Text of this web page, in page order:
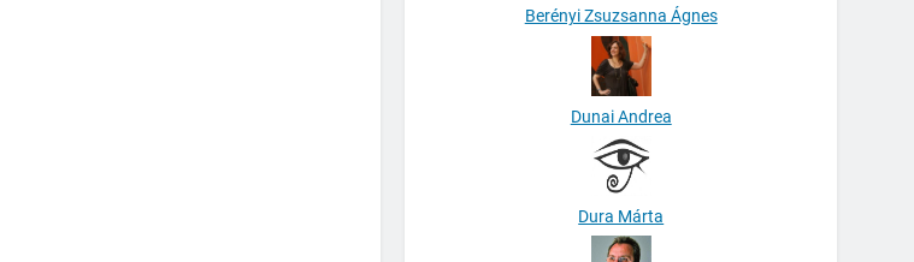
Berényi Zsuzsanna Ágnes
Dunai Andrea
Dura Márta